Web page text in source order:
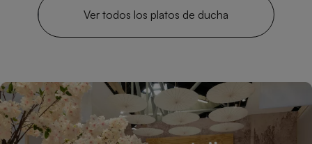
Ver todos los platos de ducha